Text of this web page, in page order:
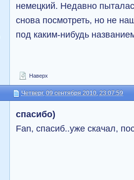
немецкий. Недавно
снова посмотреть, но не
под каким-нибудь
Наверх
Четверг, 09 сентября 2010, 23:07:59
спасибо)
Fan, спасиб..уже скачал,